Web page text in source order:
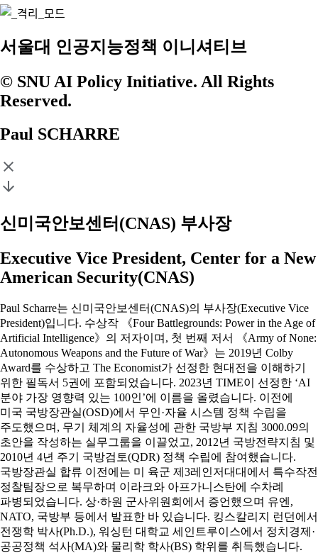
서울대 인공지능정책 이니셔티브
© SNU AI Policy Initiative. All Rights
Reserved.
Paul SCHARRE
신미국안보센터(CNAS) 부사장
Executive Vice President, Center for a New
American Security(CNAS)
Paul Scharre는 신미국안보센터(CNAS)의 부사장(Executive Vice
President)입니다. 수상작 《Four Battlegrounds: Power in the Age of
Artificial Intelligence》의 저자이며, 첫 번째 저서 《Army of None:
Autonomous Weapons and the Future of War》는 2019년 Colby
Award를 수상하고 The Economist가 선정한 현대전을 이해하기
위한 필독서 5권에 포함되었습니다. 2023년 TIME이 선정한 ‘AI
분야 가장 영향력 있는 100인’에 이름을 올렸습니다. 이전에
미국 국방장관실(OSD)에서 무인·자율 시스템 정책 수립을
주도했으며, 무기 체계의 자율성에 관한 국방부 지침 3000.09의
초안을 작성하는 실무그룹을 이끌었고, 2012년 국방전략지침 및
2010년 4년 주기 국방검토(QDR) 정책 수립에 참여했습니다.
국방장관실 합류 이전에는 미 육군 제3레인저대대에서 특수작전
정찰팀장으로 복무하며 이라크와 아프가니스탄에 수차례
파병되었습니다. 상·하원 군사위원회에서 증언했으며 유엔,
NATO, 국방부 등에서 발표한 바 있습니다. 킹스칼리지 런던에서
전쟁학 박사(Ph.D.), 워싱턴 대학교 세인트루이스에서 정치경제·
공공정책 석사(MA)와 물리학 학사(BS) 학위를 취득했습니다.